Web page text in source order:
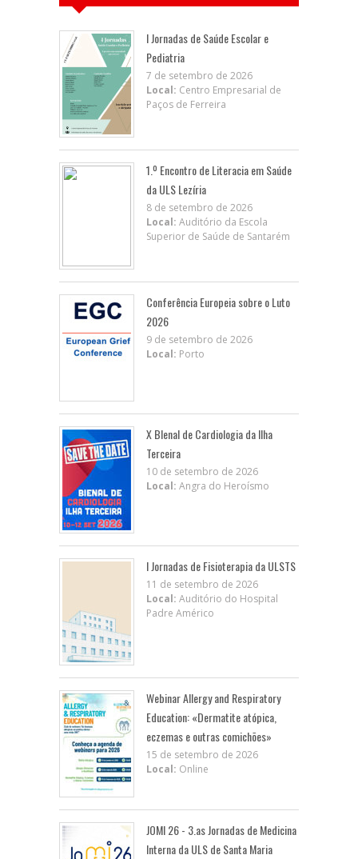
I Jornadas de Saúde Escolar e
Pediatria
7 de setembro de 2026
Local: Centro Empresarial de
Paços de Ferreira
1.º Encontro de Literacia em Saúde
da ULS Lezíria
8 de setembro de 2026
Local: Auditório da Escola
Superior de Saúde de Santarém
Conferência Europeia sobre o Luto
2026
9 de setembro de 2026
Local: Porto
X BIenal de Cardiologia da Ilha
Terceira
10 de setembro de 2026
Local: Angra do Heroísmo
I Jornadas de Fisioterapia da ULSTS
11 de setembro de 2026
Local: Auditório do Hospital
Padre Américo
Webinar Allergy and Respiratory
Education: «Dermatite atópica,
eczemas e outras comichões»
15 de setembro de 2026
Local: Online
JOMI 26 - 3.as Jornadas de Medicina
Interna da ULS de Santa Maria